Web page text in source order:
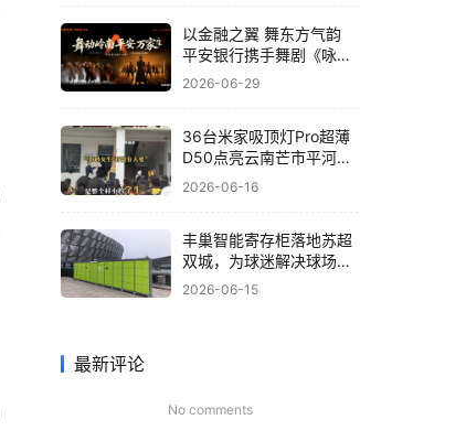
以金融之翼 舞东方气韵
平安银行携手舞剧《咏
春》共筑非遗文化新体验
2026-06-29
36台米家吸顶灯Pro超薄
D50点亮云南芒市平河小
学，小米为大山孩子送去
2026-06-16
丰巢智能寄存柜落地苏超
双城，为球迷解决球场存
包难题
2026-06-15
最新评论
No comments